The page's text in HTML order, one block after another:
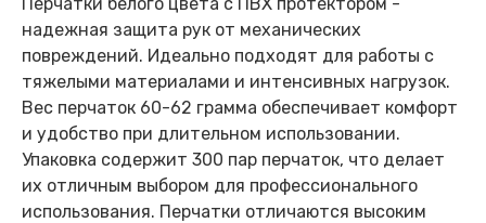
надежная защита рук от механических
повреждений. Идеально подходят для работы с
тяжелыми материалами и интенсивных нагрузок.
Вес перчаток 60-62 грамма обеспечивает комфорт
и удобство при длительном использовании.
Упаковка содержит 300 пар перчаток, что делает
их отличным выбором для профессионального
использования. Перчатки отличаются высоким